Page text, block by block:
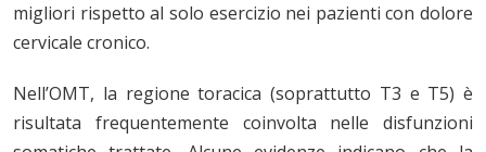
migliori rispetto al solo esercizio nei pazienti con dolore
cervicale cronico.
Nell’OMT, la regione toracica (soprattutto T3 e T5) è
risultata frequentemente coinvolta nelle disfunzioni